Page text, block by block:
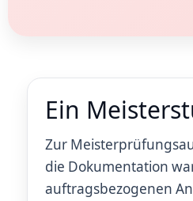
Ein
Zur
die Dokumentation
auftragsbezogenen